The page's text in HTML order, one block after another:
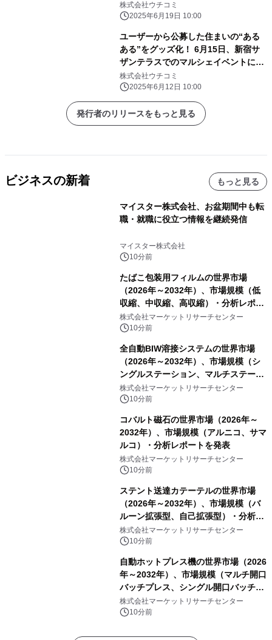
株式会社ウチコミ
2025年6月19日 10:00
ユーザーから公募した住まいの“ある
ある”をグッズ化！ 6月15日、新宿サ
ザンテラスでのマルシェイベントに初
出店
株式会社ウチコミ
2025年6月12日 10:00
発行者のリリースをもっと見る
ビジネスの新着 もっと見る
マイスター株式会社、お盆期間中も転
職・就職に役立つ情報を継続発信
マイスター株式会社
10分前
たばこ包装用フィルムの世界市場
（2026年～2032年）、市場規模（低
収縮、中収縮、高収縮）・分析レポー
トを発表
株式会社マーケットリサーチセンター
10分前
全自動BIW溶接システムの世界市場
（2026年～2032年）、市場規模（シ
ングルステーション、マルチステーシ
ョン）・分析レポートを発表
株式会社マーケットリサーチセンター
10分前
コバルト磁石の世界市場（2026年～
2032年）、市場規模（アルニコ、サマ
ルコ）・分析レポートを発表
株式会社マーケットリサーチセンター
10分前
ステント送達カテーテルの世界市場
（2026年～2032年）、市場規模（バ
ルーン拡張型、自己拡張型）・分析レ
ポートを発表
株式会社マーケットリサーチセンター
10分前
自動ホットプレス機の世界市場（2026
年～2032年）、市場規模（マルチ開口
バッチプレス、シングル開口バッチプ
レス、連続ホットプレスライン、真空
成形、その他）・分析レポートを発表
株式会社マーケットリサーチセンター
10分前